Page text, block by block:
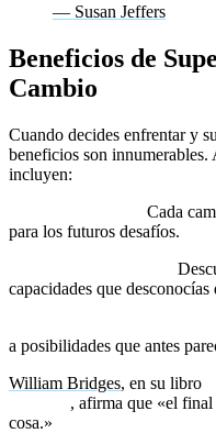
— Susan Jeffers
Beneficios de
Cambio
Cuando decides enfrentar y
beneficios son
incluyen:
Cada
para los futuros desafíos.
capacidades que
a posibilidades que antes
William Bridges, en su libro
, afirma que «el
cosa.»